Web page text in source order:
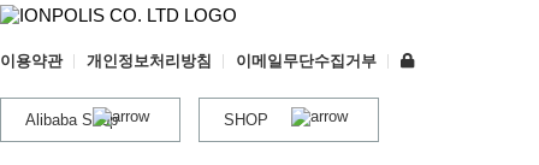
이용약관 개인정보처리방침 이메일무단수집거부
Alibaba Shop SHOP